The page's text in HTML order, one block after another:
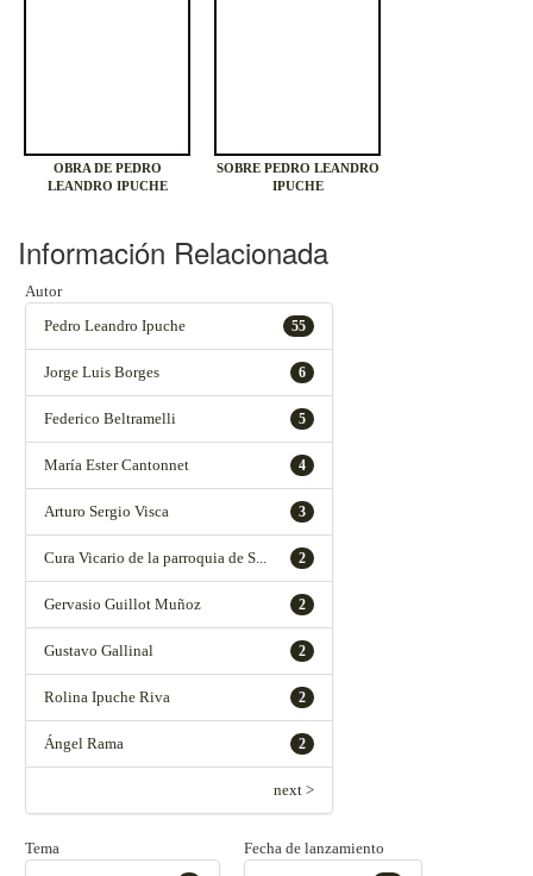
OBRA DE PEDRO
LEANDRO IPUCHE
SOBRE PEDRO LEANDRO
IPUCHE
Información Relacionada
Autor
55
Pedro Leandro Ipuche
6
Jorge Luis Borges
5
Federico Beltramelli
4
María Ester Cantonnet
3
Arturo Sergio Visca
2
Cura Vicario de la parroquia de S...
2
Gervasio Guillot Muñoz
2
Gustavo Gallinal
2
Rolina Ipuche Riva
2
Ángel Rama
next >
Tema Fecha de lanzamiento